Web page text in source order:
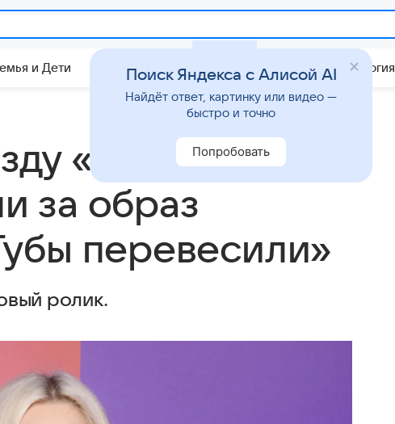
и Дети Гороскопы Стиль жизни Психология
«Универа»
за образ
перевесили»
ролик.
Поиск Яндекса с Алисой AI
Найдёт ответ, картинку или видео —
быстро и точно
Попробовать